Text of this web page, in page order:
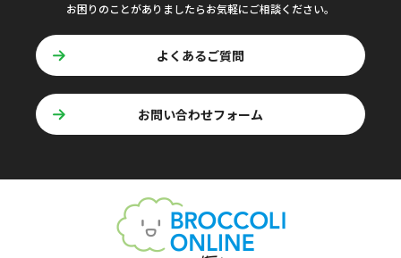
お困りのことがありましたらお気軽にご相談ください。
よくあるご質問
お問い合わせフォーム